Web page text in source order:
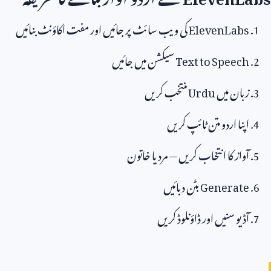
ElevenLabsکی ویب سائٹ پر جائیں اور مفت اکاؤنٹ بنائیں
Text to Speechسیکشن میں جائیں
زبان میںUrduمنتخب کریں
اپنا اردو متن ٹائپ کریں
آواز کا انتخاب کریں — مرد یا خاتون
Generateبٹن دبائیں
آڈیو سنیں اور ڈاؤنلوڈ کریں